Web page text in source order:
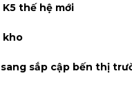
thế hệ mới
kho
sắp cập bến thị